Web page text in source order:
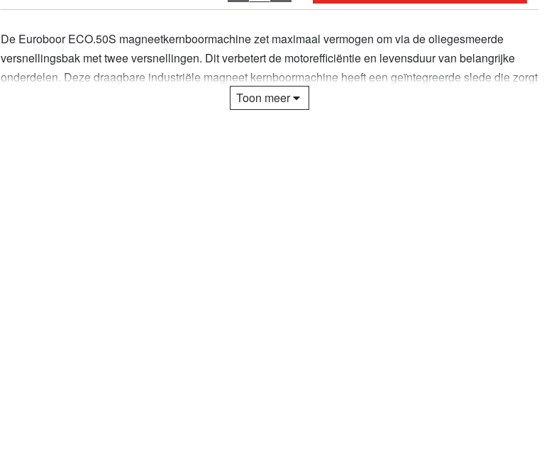
De Euroboor ECO.50S magneetkernboormachine zet maximaal vermogen om via de oliegesmeerde
versnellingsbak met twee versnellingen. Dit verbetert de motorefficiëntie en levensduur van belangrijke
onderdelen. Deze draagbare industriële magneet kernboormachine heeft een geïntegreerde slede die zorgt
voor een stabiele ondersteuning, snellere boortijden en nauwkeurige gat afmetingen.
Toon meer